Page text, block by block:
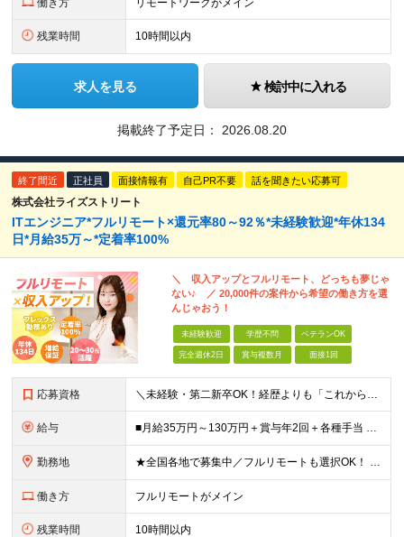
働き方 リモートワークがメイン
残業時間 10時間以内
求人を見る 検討中に入れる
掲載終了予定日： 2026.08.20
終了間近 正社員 面接情報有 自己PR不要 話を聞きたい応募可
株式会社ライズストリート
ITエンジニア*フルリモート×還元率80～92％*未経験歓迎*年休134
日*月給35万～*定着率100%
＼ 収入アップとフルリモート、どっちも夢じゃ
ない♪ ／ 20,000件の案件から希望の働き方を選
んじゃおう！
未経験歓迎 学歴不問 ベテランOK
完全週休2日 賞与複数月 面接1回
応募資格 ＼未経験・第二新卒OK！経歴よりも「これから」を重視します／ 学歴やブランク、転職回数は一切問いません。 「エンジニアとして一歩踏み出したい」 「もっと市場価値を高めたい」という純粋な意欲がある方を
給与 ■月給35万円～130万円＋賞与年2回＋各種手当 ※システムエンジニアの経験をお持ちの方は月給41万円以上＋賞与年2回（108万円～）＋手当 ■単価（年収）アップのチャンスは最大年12回 ※残業代
勤務地 ★全国各地で募集中／フルリモートも選択OK！ ご自宅から通いやすい「全国のプロジェクト先」または「フルリモート・リモート」での勤務となります。 ※フルリモート勤務がメイン ※出社頻度：リモート・出社
働き方 フルリモートがメイン
残業時間 10時間以内